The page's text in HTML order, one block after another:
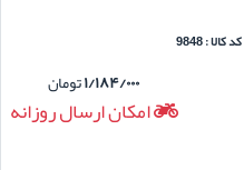
کد کالا : 9848
۱/۱۸۴/۰۰۰تومان
امکان ارسال روزانه